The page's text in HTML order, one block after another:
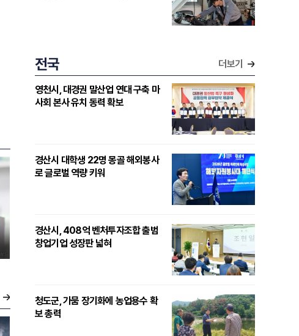
전국 더보기
영천시, 대경권 말산업 연대 구축 마
사회 본사 유치 동력 확보
경산시 대학생 22명 몽골 해외봉사
로 글로벌 역량 키워
경산시, 408억 벤처투자조합 출범
창업기업 성장판 넓혀
청도군, 가뭄 장기화에 농업용수 확
보 총력